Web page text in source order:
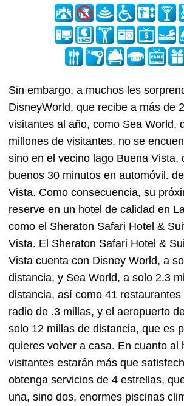
Sin embargo, a muchos les
DisneyWorld, que recibe a más de
visitantes al año, como Sea World,
millones de visitantes, no se
sino en el vecino lago Buena Vista,
buenos 30 minutos en automóvil.
Vista. Como consecuencia, su
reserve en un hotel de calidad en
como el Sheraton Safari Hotel &
Vista. El Sheraton Safari Hotel &
Vista cuenta con Disney World, a
distancia, y Sea World, a solo 2.3
distancia, así como 41 restaurantes
radio de .3 millas, y el aeropuerto
solo 12 millas de distancia, que es
quieres volver a casa. En cuanto al
visitantes estarán más que
obtenga servicios de 4 estrellas,
una, sino dos, enormes piscinas